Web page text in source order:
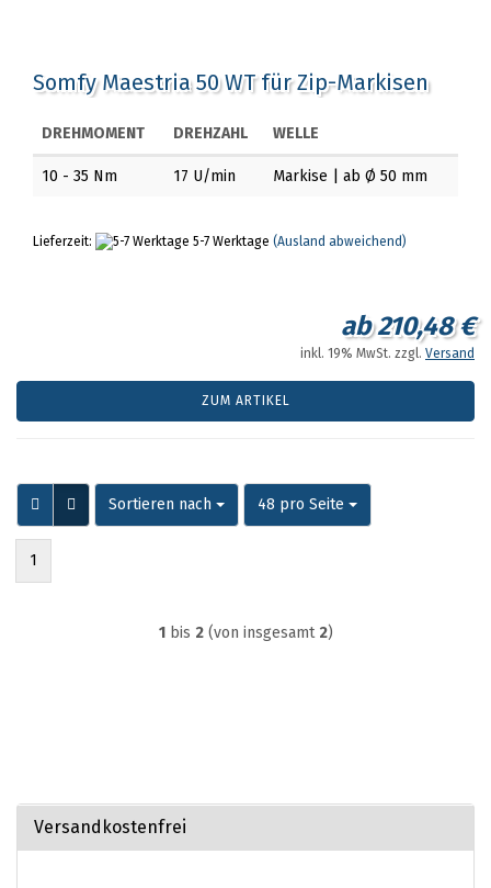
Somfy Maestria 50 WT für Zip-Markisen
DREHMOMENT DREHZAHL WELLE
10 - 35 Nm 17 U/min Markise | ab Ø 50 mm
Lieferzeit: 5-7 Werktage (Ausland abweichend)
ab 210,48 €
inkl. 19% MwSt. zzgl. Versand
ZUM ARTIKEL
Sortieren nach
Sortieren nach 48 pro Seite
pro Seite
1
1bis 2(von insgesamt 2)
Versandkostenfrei